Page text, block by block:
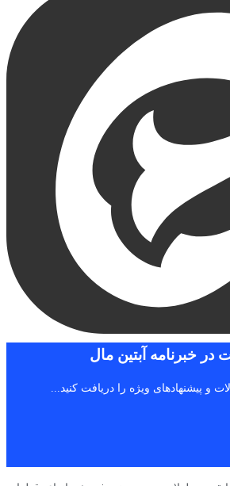
در خبرنامه آبتین مال
و پیشنهادهای ویژه را دریافت کنید...